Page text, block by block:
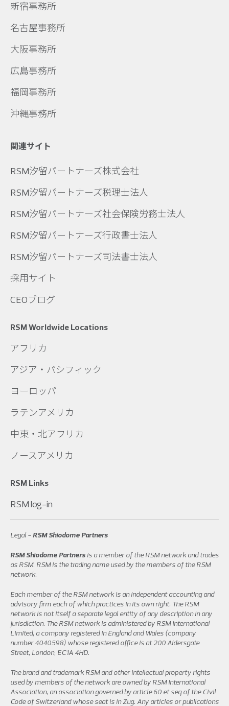
新宿事務所
名古屋事務所
大阪事務所
広島事務所
福岡事務所
沖縄事務所
関連サイト
RSM汐留パートナーズ株式会社
RSM汐留パートナーズ税理士法人
RSM汐留パートナーズ社会保険労務士法人
RSM汐留パートナーズ行政書士法人
RSM汐留パートナーズ司法書士法人
採用サイト
CEOブログ
RSM Worldwide Locations
アフリカ
アジア・パシフィック
ヨーロッパ
ラテンアメリカ
中東・北アフリカ
ノースアメリカ
RSM Links
RSM log-in
Legal -RSM Shiodome Partners
RSM Shiodome Partners is a member of the RSM network and trades
as RSM. RSM is the trading name used by the members of the RSM
network.
Each member of the RSM network is an independent accounting and
advisory firm each of which practices in its own right. The RSM
network is not itself a separate legal entity of any description in any
jurisdiction. The RSM network is administered by RSM International
Limited, a company registered in England and Wales (company
number 4040598) whose registered office is at 200 Aldersgate
Street, London, EC1A 4HD.
The brand and trademark RSM and other intellectual property rights
used by members of the network are owned by RSM International
Association, an association governed by article 60 et seq of the Civil
Code of Switzerland whose seat is in Zug. Any articles or publications